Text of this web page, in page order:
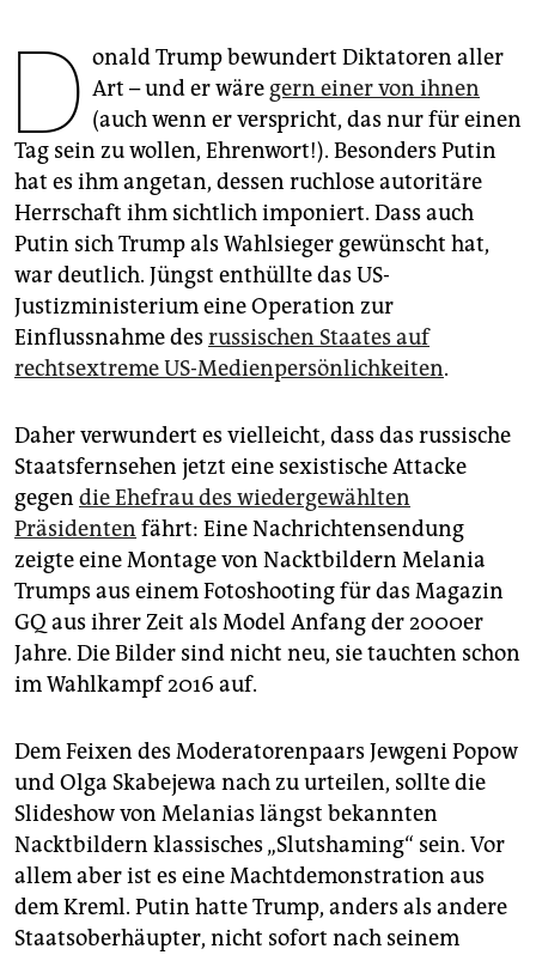
genossenschaft
epaper login
D onald Trump bewundert Diktatoren aller
Art – und er wäre gern einer von ihnen
(auch wenn er verspricht, das nur für einen
Tag sein zu wollen, Ehrenwort!). Besonders Putin
hat es ihm angetan, dessen ruchlose autoritäre
Herrschaft ihm sichtlich imponiert. Dass auch
Putin sich Trump als Wahlsieger gewünscht hat,
war deutlich. Jüngst enthüllte das US-
Justizministerium eine Operation zur
Einflussnahme des russischen Staates auf
rechtsextreme US-Medienpersönlichkeiten.
Daher verwundert es vielleicht, dass das russische
Staatsfernsehen jetzt eine sexistische Attacke
gegen die Ehefrau des wiedergewählten
Präsidenten fährt: Eine Nachrichtensendung
zeigte eine Montage von Nacktbildern Melania
Trumps aus einem Fotoshooting für das Magazin
GQ aus ihrer Zeit als Model Anfang der 2000er
Jahre. Die Bilder sind nicht neu, sie tauchten schon
im Wahlkampf 2016 auf.
Dem Feixen des Moderatorenpaars Jewgeni Popow
und Olga Skabejewa nach zu urteilen, sollte die
Slideshow von Melanias längst bekannten
Nacktbildern klassisches „Slutshaming“ sein. Vor
allem aber ist es eine Machtdemonstration aus
dem Kreml. Putin hatte Trump, anders als andere
Staatsoberhäupter, nicht sofort nach seinem